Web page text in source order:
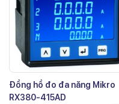
Đồng hồ đo đa năng Mikro
RX380-415AD